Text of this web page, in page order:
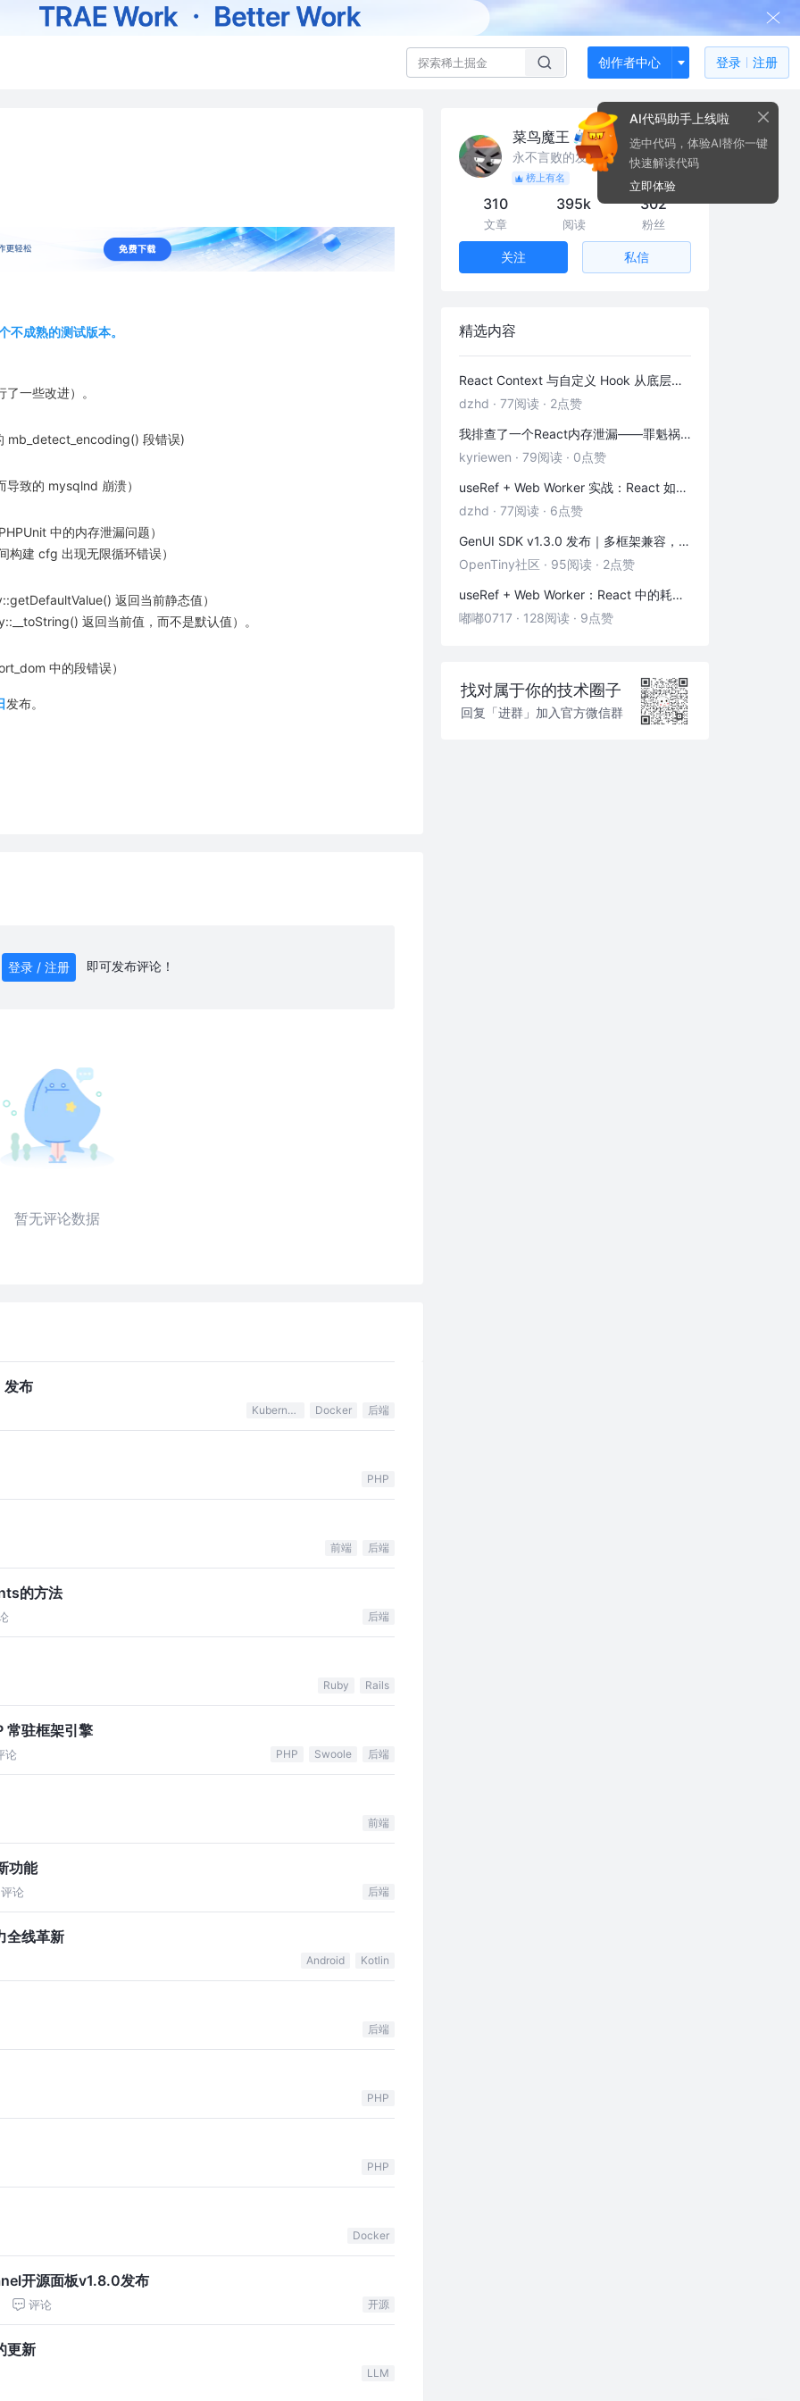
创作者中心 登录 注册
不成熟的测试版本。
一些改进）。
mb_detect_encoding() 段错误)
致的 mysqlnd 崩溃）
中的内存泄漏问题）
建 cfg 出现无限循环错误）
返回当前静态值）
返回当前值，而不是默认值）。
中的段错误）
发布。
登录 / 注册 即可发布评论！
暂无评论数据
菜鸟魔王
永不言败的发明家
榜上有名
310
文章
395k
阅读
302
粉丝
关注 私信
精选内容
React Context 与自定义 Hook 从底层到实践：「跨层级通信 + 副作用封装」全解析
dzhd · 77阅读 · 2点赞
我排查了一个React内存泄漏——罪魁祸首是这3个被忽略的清理函数
kyriewen · 79阅读 · 0点赞
useRef + Web Worker 实战：React 如何优雅地拥抱多线程
dzhd · 77阅读 · 6点赞
GenUI SDK v1.3.0 发布｜多框架兼容，一键换物料，渲染器 & 演练场全面增强！
OpenTiny社区 · 95阅读 · 2点赞
useRef + Web Worker：React 中的耗时计算不卡页面
嘟嘟0717 · 128阅读 · 9点赞
找对属于你的技术圈子
回复「进群」加入官方微信群
布
Kubernetes Docker 后端
PHP
前端 后端
的方法
后端
Ruby Rails
常驻框架引擎
论 PHP Swoole 后端
前端
功能
评论 后端
全线革新
Android Kotlin
后端
PHP
PHP
Docker
开源面板v1.8.0发布
评论 开源
更新
LLM
AI代码助手上线啦
选中代码，体验AI替你一键
快速解读代码
立即体验